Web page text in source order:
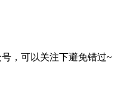
，可以关注下避免错过~